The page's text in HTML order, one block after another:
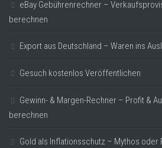
eBay Gebührenrechner –
berechnen
Export aus Deutschland – Waren ins
Gesuch kostenlos Veröffentlichen
Gewinn- & Margen-Rechner – Profit &
berechnen
Gold als Inflationsschutz – Mythos oder